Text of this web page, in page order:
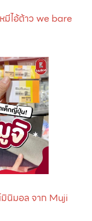
มีไอ้ต้าว we bare
นิมอล จาก Muji